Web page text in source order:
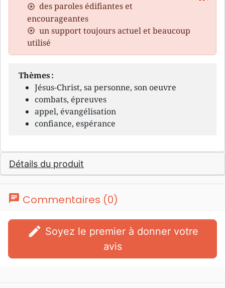
des paroles édifiantes et
encourageantes
un support toujours actuel et beaucoup
utilisé
Thèmes :
Jésus-Christ, sa personne, son oeuvre
combats, épreuves
appel, évangélisation
confiance, espérance
Détails du produit
chat Commentaires (0)
edit
avis